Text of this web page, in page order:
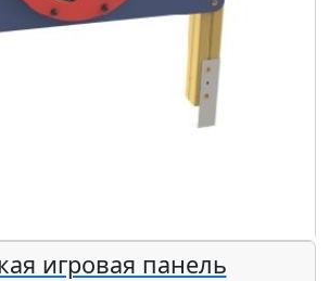
игровая панель